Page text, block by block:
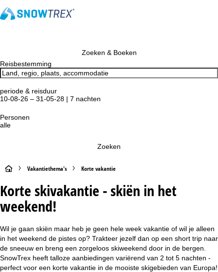
Zoeken & Boeken
Reisbestemming
periode & reisduur
10-08-26 – 31-05-28 | 7 nachten
Personen
alle
Zoeken
S
t
a
r
t
p
Vakantiethema's Korte vakantie
Korte skivakantie - skiën in het
weekend!
Wil je gaan skiën maar heb je geen hele week vakantie of wil je alleen
in het weekend de pistes op? Trakteer jezelf dan op een short trip naar
de sneeuw en breng een zorgeloos skiweekend door in de bergen.
SnowTrex heeft talloze aanbiedingen variërend van 2 tot 5 nachten -
perfect voor een korte vakantie in de mooiste skigebieden van Europa!